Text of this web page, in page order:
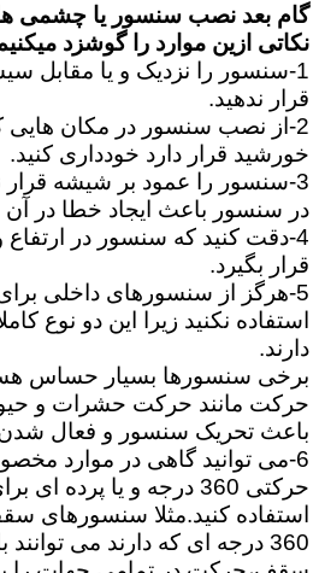
گام بعد نصب سنسور یا چشمی
نکاتی ازین موارد را گوشزد
1-سنسور را نزدیک و یا مقابل
قرار ندهید.
2-از نصب سنسور در مکان هایی
خورشید قرار دارد خودداری کنید.
3-سنسور را عمود بر شیشه قرار
در سنسور باعث ایجاد خطا در
4-دقت کنید که سنسور در ارتفاع
قرار بگیرد.
5-هرگز از سنسورهای داخلی
استفاده نکنید زیرا این دو نوع
دارند.
برخی سنسورها بسیار حساس
حرکت مانند حرکت حشرات و
باعث تحریک سنسور و فعال شدن
6-می توانید گاهی در موارد
حرکتی 360 درجه و یا
استفاده کنید.مثلا
360 درجه ای که دارند می